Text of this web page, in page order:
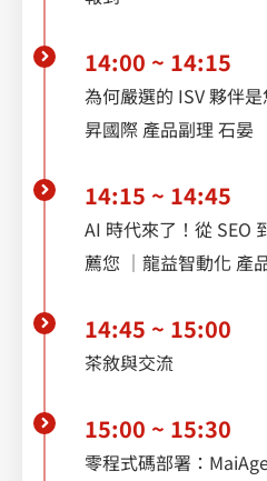
14:00 ~ 14:15
為何嚴選的 ISV 夥伴
昇國際 產品副理 石晏
14:15 ~ 14:45
AI 時代來了！從 SEO
薦您 ｜龍益智動化 產
14:45 ~ 15:00
茶敘與交流
15:00 ~ 15:30
零程式碼部署：